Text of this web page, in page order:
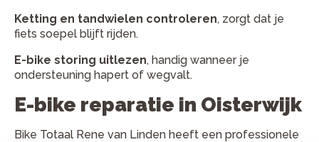
Ketting en tandwielen controleren, zorgt dat je
fiets soepel blijft rijden.
E-bike storing uitlezen, handig wanneer je
ondersteuning hapert of wegvalt.
E-bike reparatie in Oisterwijk
Bike Totaal Rene van Linden heeft een professionele